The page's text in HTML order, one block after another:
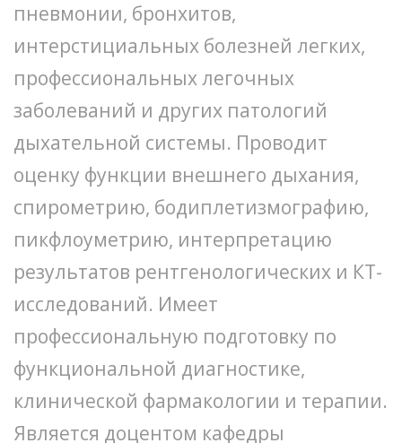
пневмонии, бронхитов,
интерстициальных болезней легких,
профессиональных легочных
заболеваний и других патологий
дыхательной системы. Проводит
оценку функции внешнего дыхания,
спирометрию, бодиплетизмографию,
пикфлоуметрию, интерпретацию
результатов рентгенологических и КТ-
исследований. Имеет
профессиональную подготовку по
функциональной диагностике,
клинической фармакологии и терапии.
Является доцентом кафедры